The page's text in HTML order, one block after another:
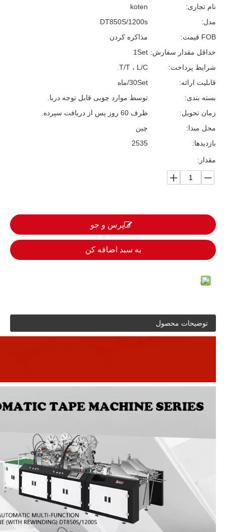
نام تجاری:
koten
مدل:
DT850S/1200s
FOB قیمت:
مذاکره کردن
حداقل مقدار سفارش: 1Set
شرایط پرداخت:
T/T ، L/C.
قابلیت ارائه:
30Set/ماه
بسته بندی:
توسط موارد چوبی قابل توجه دریا.
زمان تحویل:
ظرف 60 روز پس از دریافت سپرده.
محل مبدا:
چین
بازدیدها:
2535
مقدار:
پرس و جو
به سبد اضافه کن
توضیحات محصول